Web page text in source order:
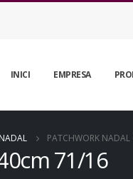
INICI EMPRESA
PATCHWORK
71/16